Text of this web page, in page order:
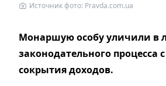
Источник фото: Pravda.com.ua
Монаршую особу уличили в
законодательного процесса
сокрытия доходов.